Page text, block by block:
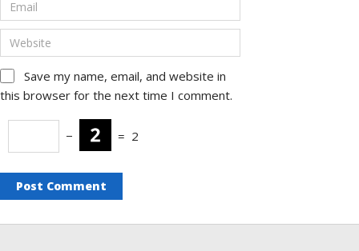
Save my name, email, and website in
this browser for the next time I comment.
− = 2